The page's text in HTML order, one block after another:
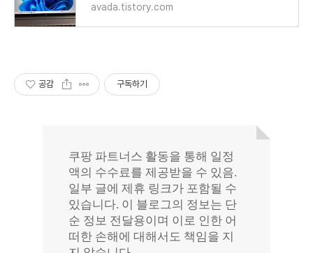
avada.tistory.com
공감 구독하기